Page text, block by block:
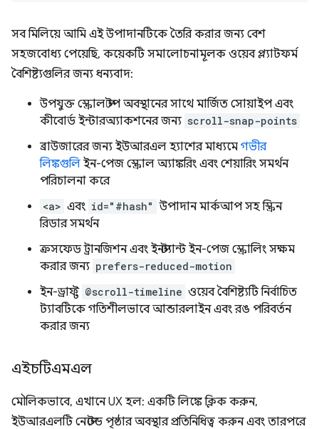
সব মিলিয়ে আমি এই উপাদানটিকে তৈরি করার জন্য বেশ
সহজবোধ্য পেয়েছি, কয়েকটি সমালোচনামূলক ওয়েব প্ল্যাটফর্ম
বৈশিষ্ট্যগুলির জন্য ধন্যবাদ:
উপযুক্ত স্ক্রোল স্টপ অবস্থানের সাথে মার্জিত সোয়াইপ এবং
কীবোর্ড ইন্টারঅ্যাকশনের জন্য scroll-snap-points
ব্রাউজারের জন্য ইউআরএল হ্যাশের মাধ্যমে গভীর
লিঙ্কগুলি ইন-পেজ স্ক্রোল অ্যাঙ্করিং এবং শেয়ারিং সমর্থন
পরিচালনা করে
<a> এবং id="#hash" উপাদান মার্কআপ সহ স্ক্রিন
রিডার সমর্থন
ক্রসফেড ট্রানজিশন এবং ইনস্ট্যান্ট ইন-পেজ স্ক্রোলিং সক্ষম
করার জন্য prefers-reduced-motion
ইন-ড্রাফ্ট @scroll-timeline ওয়েব বৈশিষ্ট্যটি নির্বাচিত
ট্যাবটিকে গতিশীলভাবে আন্ডারলাইন এবং রঙ পরিবর্তন
করার জন্য
এইচটিএমএল
মৌলিকভাবে, এখানে UX হল: একটি লিঙ্কে ক্লিক করুন,
ইউআরএলটি নেস্টেড পৃষ্ঠার অবস্থার প্রতিনিধিত্ব করুন এবং তারপরে